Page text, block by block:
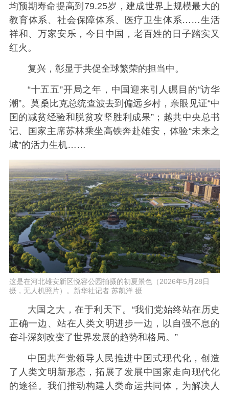
均预期寿命提高到79.25岁，建成世界上规模最大的
教育体系、社会保障体系、医疗卫生体系……生活
祥和、万家安乐，今日中国，老百姓的日子踏实又
红火。
复兴，彰显于共促全球繁荣的担当中。
“十五五”开局之年，中国迎来引人瞩目的“访华
潮”。莫桑比克总统查波去到偏远乡村，亲眼见证“中
国的减贫经验和脱贫攻坚胜利成果”；越共中央总书
记、国家主席苏林乘坐高铁奔赴雄安，体验“未来之
城”的活力生机……
这是在河北雄安新区悦容公园拍摄的初夏景色（2026年5月28日
摄，无人机照片）。新华社记者 苏凯洋 摄
大国之大，在于利天下。“我们党始终站在历史
正确一边、站在人类文明进步一边，以自强不息的
奋斗深刻改变了世界发展的趋势和格局。”
中国共产党领导人民推进中国式现代化，创造
了人类文明新形态，拓展了发展中国家走向现代化
的途径。我们推动构建人类命运共同体，为解决人